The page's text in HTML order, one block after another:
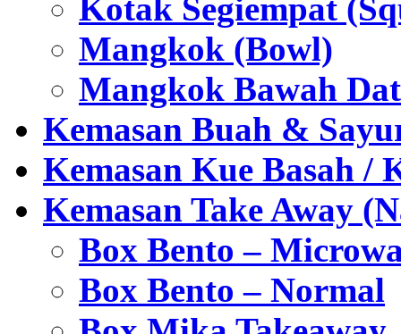
Kotak Segiempat
Mangkok (Bowl)
Mangkok Bawah
Kemasan Buah &
Kemasan Kue Basah /
Kemasan Take Away
Box Bento –
Box Bento – Normal